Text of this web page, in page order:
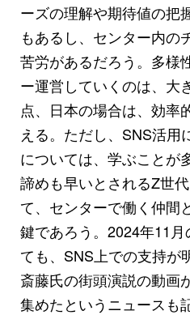
ーズの理解や期待値の把
もあるし、センター内の
苦労があるだろう。多様
ー運営していくのは、大
点、日本の場合は、効率
える。ただし、SNS活用
については、学ぶことが
諦めも早いとされるZ世
て、センターで働く仲間
鍵であろう。2024年11
ても、SNS上での支持が
斎藤氏の街頭演説の動画
集めたというニュースも